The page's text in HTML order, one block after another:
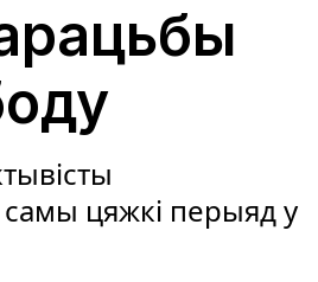
цяжкі перыяд у